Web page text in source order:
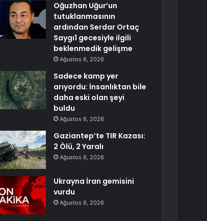
Oğuzhan Uğur’un
tutuklanmasının
ardından Serdar Ortaç
Saygı1 gecesiyle ilgili
beklenmedik gelişme
Ağustos 6, 2026
Sadece kamp yer
arıyordu: İnsanlıktan bile
daha eski olan şeyi
buldu
Ağustos 6, 2026
Gaziantep’te TIR Kazası:
2 Ölü, 2 Yaralı
Ağustos 6, 2026
Ukrayna İran gemisini
vurdu
Ağustos 6, 2026